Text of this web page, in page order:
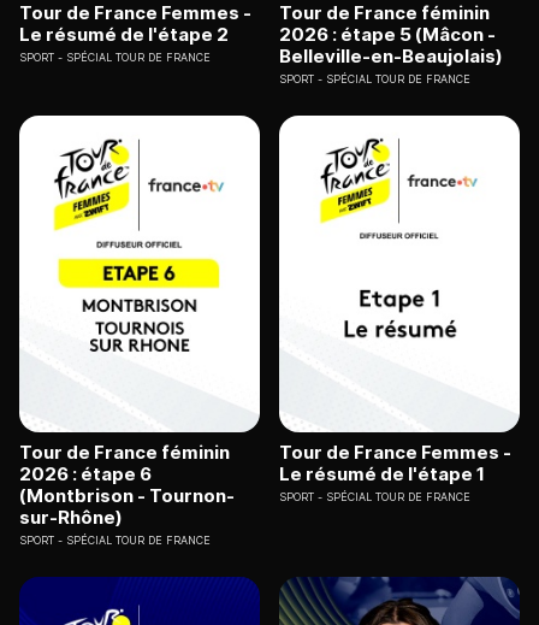
Tour de France Femmes -
Le résumé de l'étape 2
SPORT SPÉCIAL TOUR DE FRANCE
Tour de France féminin
2026 : étape 5 (Mâcon -
Belleville-en-Beaujolais)
SPORT SPÉCIAL TOUR DE FRANCE
Tour de France féminin
2026 : étape 6
(Montbrison - Tournon-
sur-Rhône)
SPORT SPÉCIAL TOUR DE FRANCE
Tour de France Femmes -
Le résumé de l'étape 1
SPORT SPÉCIAL TOUR DE FRANCE